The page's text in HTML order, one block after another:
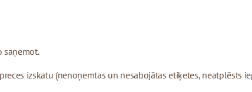
saņemot.
izskatu (nenoņemtas un nesabojātas etiķetes, neatplēsts